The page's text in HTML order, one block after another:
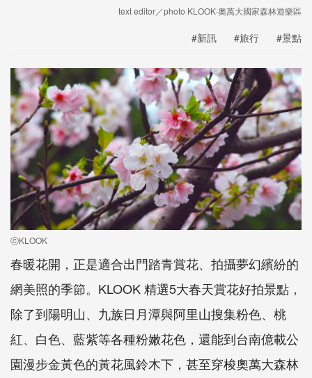
text editor／photo KLOOK‧奧萬大國家森林遊樂區
#新訊 #旅行 #景點
ⓒKLOOK
春暖花開，正是適合出門踏青賞花、拍攝夢幻繽紛的
網美照的季節。KLOOK 精選5大春天賞花好拍景點，
除了到陽明山、九族日月潭與阿里山搜集粉色、桃
紅、白色、藍紫等各種粉嫩花色，還能到台南億載公
園漫步金黃色的黃花風鈴木下，甚至穿梭奧萬大森林